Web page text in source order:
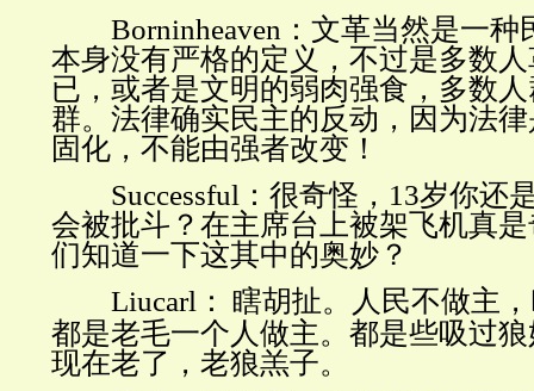
Borninheaven ：文革当然是一
本身没有严格的定义，不过是多数
已，或者是文明的弱肉强食，多数
群。法律确实民主的反动，因为法
固化，不能由强者改变！
Successful ：很奇怪， 13岁你还
会被批斗？在主席台上被架飞机真
们知道一下这其中的奥妙？
Liucarl ： 瞎胡扯。人民不做主
都是老毛一个人做主。都是些吸过
现在老了，老狼羔子。